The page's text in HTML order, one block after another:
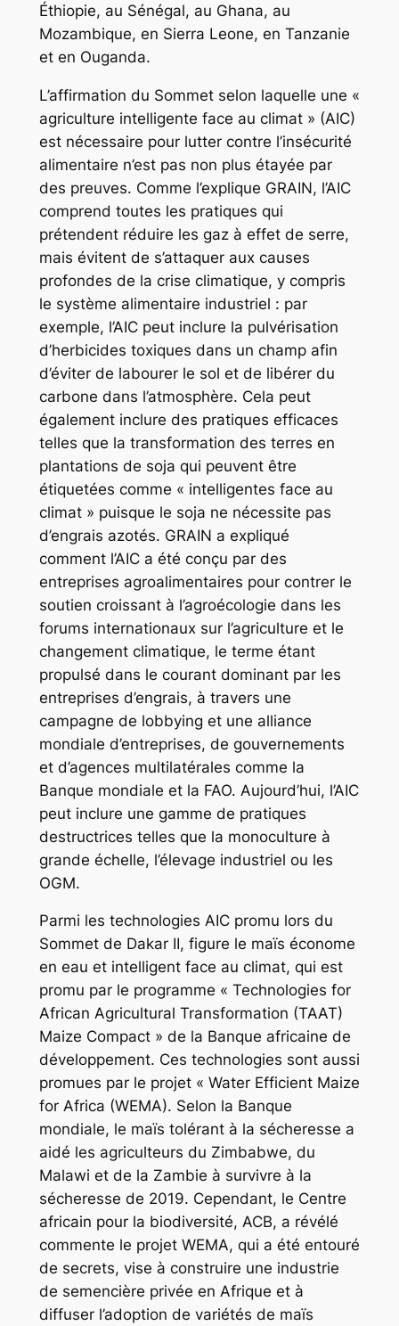
Éthiopie, au Sénégal, au Ghana, au
Mozambique, en Sierra Leone, en Tanzanie
et en Ouganda.
L’affirmation du Sommet selon laquelle une «
agriculture intelligente face au climat » (AIC)
est nécessaire pour lutter contre l’insécurité
alimentaire n’est pas non plus étayée par
des preuves. Comme l’explique GRAIN, l’AIC
comprend toutes les pratiques qui
prétendent réduire les gaz à effet de serre,
mais évitent de s’attaquer aux causes
profondes de la crise climatique, y compris
le système alimentaire industriel : par
exemple, l’AIC peut inclure la pulvérisation
d’herbicides toxiques dans un champ afin
d’éviter de labourer le sol et de libérer du
carbone dans l’atmosphère. Cela peut
également inclure des pratiques efficaces
telles que la transformation des terres en
plantations de soja qui peuvent être
étiquetées comme « intelligentes face au
climat » puisque le soja ne nécessite pas
d’engrais azotés. GRAIN a expliqué
comment l’AIC a été conçu par des
entreprises agroalimentaires pour contrer le
soutien croissant à l’agroécologie dans les
forums internationaux sur l’agriculture et le
changement climatique, le terme étant
propulsé dans le courant dominant par les
entreprises d’engrais, à travers une
campagne de lobbying et une alliance
mondiale d’entreprises, de gouvernements
et d’agences multilatérales comme la
Banque mondiale et la FAO. Aujourd’hui, l’AIC
peut inclure une gamme de pratiques
destructrices telles que la monoculture à
grande échelle, l’élevage industriel ou les
OGM.
Parmi les technologies AIC promu lors du
Sommet de Dakar II, figure le maïs économe
en eau et intelligent face au climat, qui est
promu par le programme « Technologies for
African Agricultural Transformation (TAAT)
Maize Compact » de la Banque africaine de
développement. Ces technologies sont aussi
promues par le projet « Water Efficient Maize
for Africa (WEMA). Selon la Banque
mondiale, le maïs tolérant à la sécheresse a
aidé les agriculteurs du Zimbabwe, du
Malawi et de la Zambie à survivre à la
sécheresse de 2019. Cependant, le Centre
africain pour la biodiversité, ACB, a révélé
commente le projet WEMA, qui a été entouré
de secrets, vise à construire une industrie
de semencière privée en Afrique et à
diffuser l’adoption de variétés de maïs